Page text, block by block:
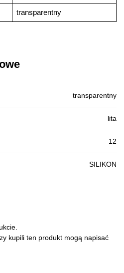
transparentny
transparentny
lita
12
SILIKON
kupili ten produkt mogą napisać